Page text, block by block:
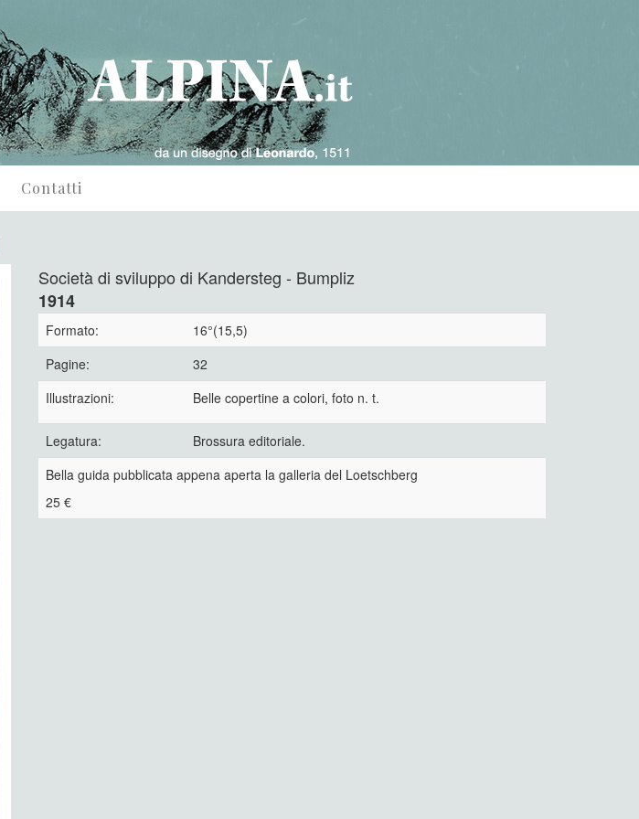
Contatti
Società di sviluppo di Kandersteg - Bumpliz
1914
Formato:
16°(15,5)
Pagine:
32
Illustrazioni:
Belle copertine a colori, foto n. t.
Legatura:
Brossura editoriale.
Bella guida pubblicata appena aperta la galleria del Loetschberg
25 €